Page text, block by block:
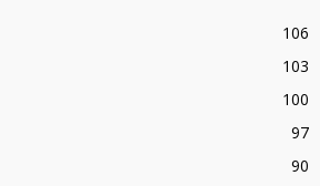
106
103
100
97
90